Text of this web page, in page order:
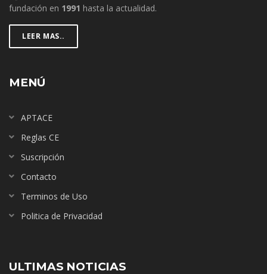
fundación en 1991 hasta la actualidad.
LEER MAS..
MENÚ
APTACE
Reglas CE
Suscripción
Contacto
Terminos de Uso
Politica de Privacidad
ULTIMAS NOTICIAS